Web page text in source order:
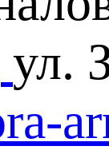
ул.